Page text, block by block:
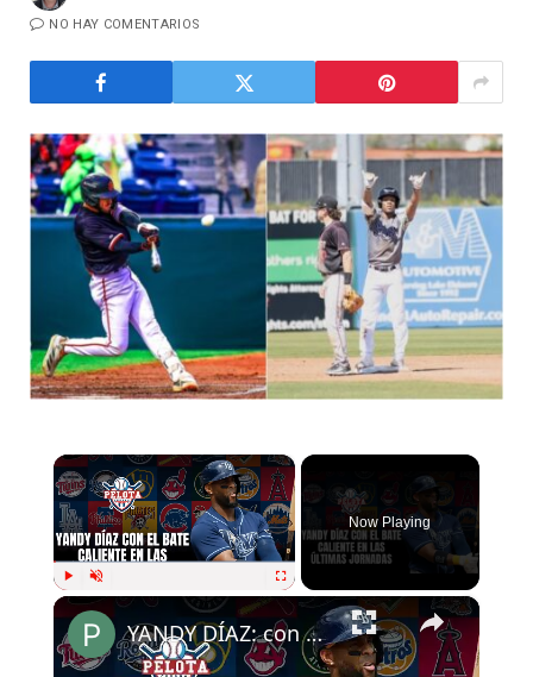
NO HAY COMENTARIOS
×
Play
Now Playing
×
YANDY DÍAZ: con el bate caliente en MLB